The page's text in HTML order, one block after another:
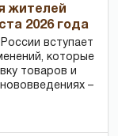
жителей
2026 года
вступает
которые
товаров и
–